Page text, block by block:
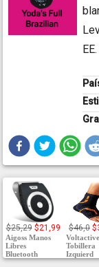
$25,29 $21,99
Aigoss Manos
Libres
Bluetooth
$46,0
Voltactive
Tobillera
Izquierd